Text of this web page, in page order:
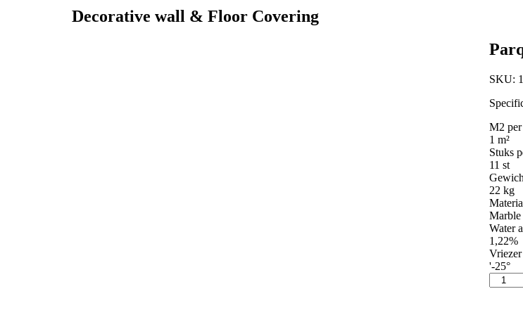
Decorative wall & Floor Covering
SKU:
M2 per
1 m²
Stuks
11 st
22 kg
Marble
Water
1,22%
Vriezer
'-25°
Parquet